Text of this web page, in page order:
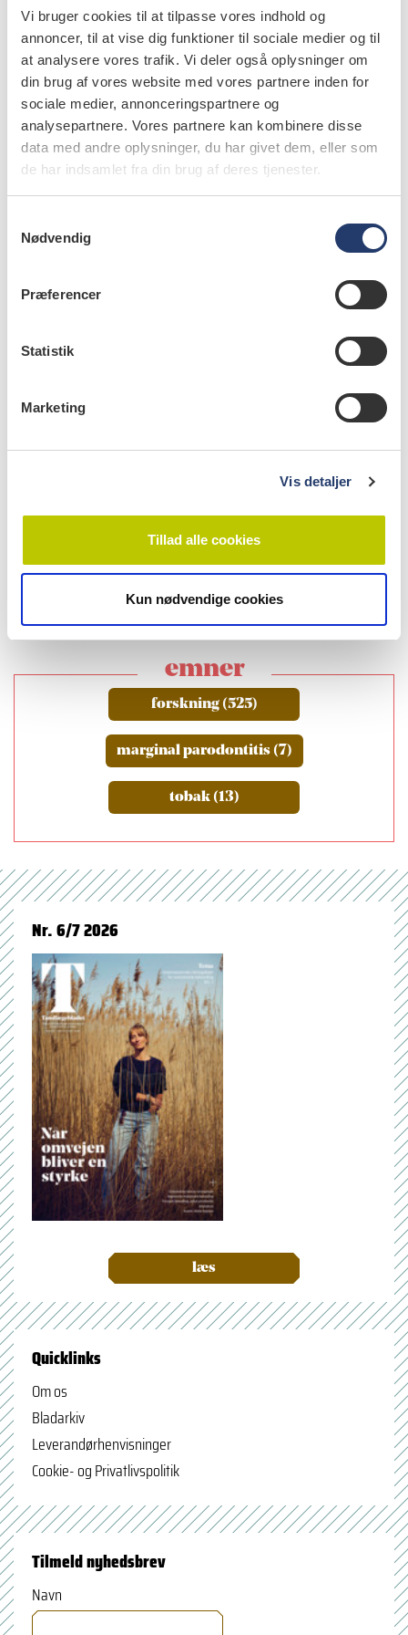
Vi bruger cookies til at tilpasse vores indhold og
annoncer, til at vise dig funktioner til sociale medier og til
at analysere vores trafik. Vi deler også oplysninger om
din brug af vores website med vores partnere inden for
sociale medier, annonceringspartnere og
analysepartnere. Vores partnere kan kombinere disse
data med andre oplysninger, du har givet dem, eller som
de har indsamlet fra din brug af deres tjenester.
Nødvendig
Præferencer
Statistik
Marketing
Vis detaljer
Tillad alle cookies
Kun nødvendige cookies
Cohort. Oral Dis 2020;26:843-6.
info
Nr. 11 | 2020
emner
forskning (525)
marginal parodontitis (7)
tobak (13)
Nr. 6/7 2026
læs
Quicklinks
Om os
Bladarkiv
Leverandørhenvisninger
Cookie- og Privatlivspolitik
Tilmeld nyhedsbrev
Navn